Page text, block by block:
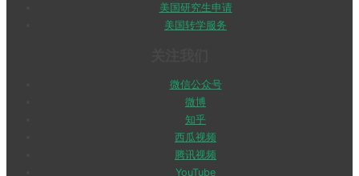
美国研究生申请
美国转学服务
微信公众号
微博
知乎
西瓜视频
腾讯视频
YouTube